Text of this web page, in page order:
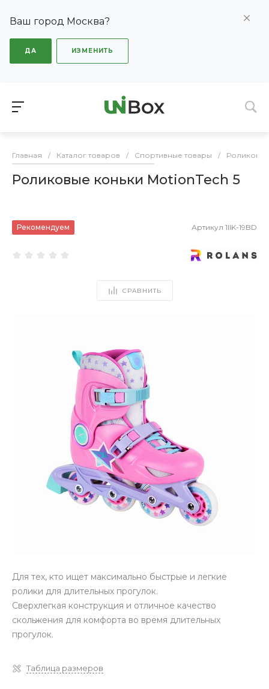
Ваш город Москва?
ДА ИЗМЕНИТЬ
Главная / Каталог товаров / Спортивные товары /
Роликовые коньки MotionTech 5
Рекомендуем Артикул 1IIK-19BD
СРАВНИТЬ
Для тех, кто ищет максимально быстрые и легкие
ролики для длительных прогулок.
Сверхлегкая конструкция и отличное качество
скольжения для комфорта во время длительных
прогулок.
Таблица размеров